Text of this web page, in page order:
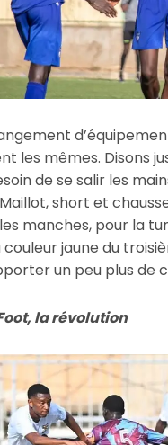
les mêmes. Disons
de se salir les
Maillot, short et
manches, pour la
couleur jaune du
un peu plus de
la révolution